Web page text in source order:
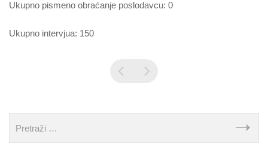
Ukupno pismeno obraćanje poslodavcu: 0
Ukupno intervjua: 150